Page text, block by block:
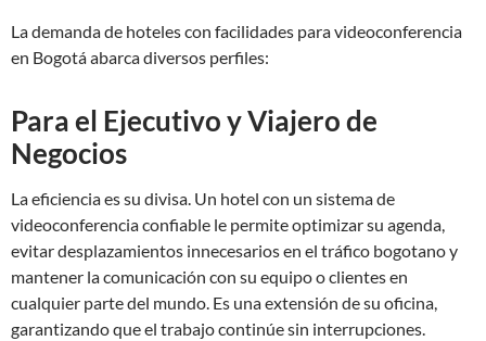
La demanda de hoteles con facilidades para videoconferencia
en Bogotá abarca diversos perfiles:
Para el Ejecutivo y Viajero de
Negocios
La eficiencia es su divisa. Un hotel con un sistema de
videoconferencia confiable le permite optimizar su agenda,
evitar desplazamientos innecesarios en el tráfico bogotano y
mantener la comunicación con su equipo o clientes en
cualquier parte del mundo. Es una extensión de su oficina,
garantizando que el trabajo continúe sin interrupciones.